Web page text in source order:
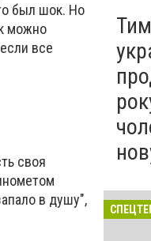
был шок. Но
можно
все
своя
в душу",